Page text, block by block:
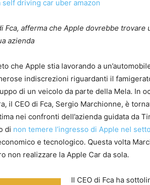
Fca, afferma che Apple dovrebbe
azienda
che Apple stia lavorando a
indiscrezioni riguardanti il
di un veicolo da parte della Mela. In
il CEO di Fca, Sergio Marchionne, è
nei confronti dell’azienda guidata da
di non temere l’ingresso di Apple nel
e tecnologico. Questa volta
non realizzare la Apple Car da sola.
Il CEO di Fca ha